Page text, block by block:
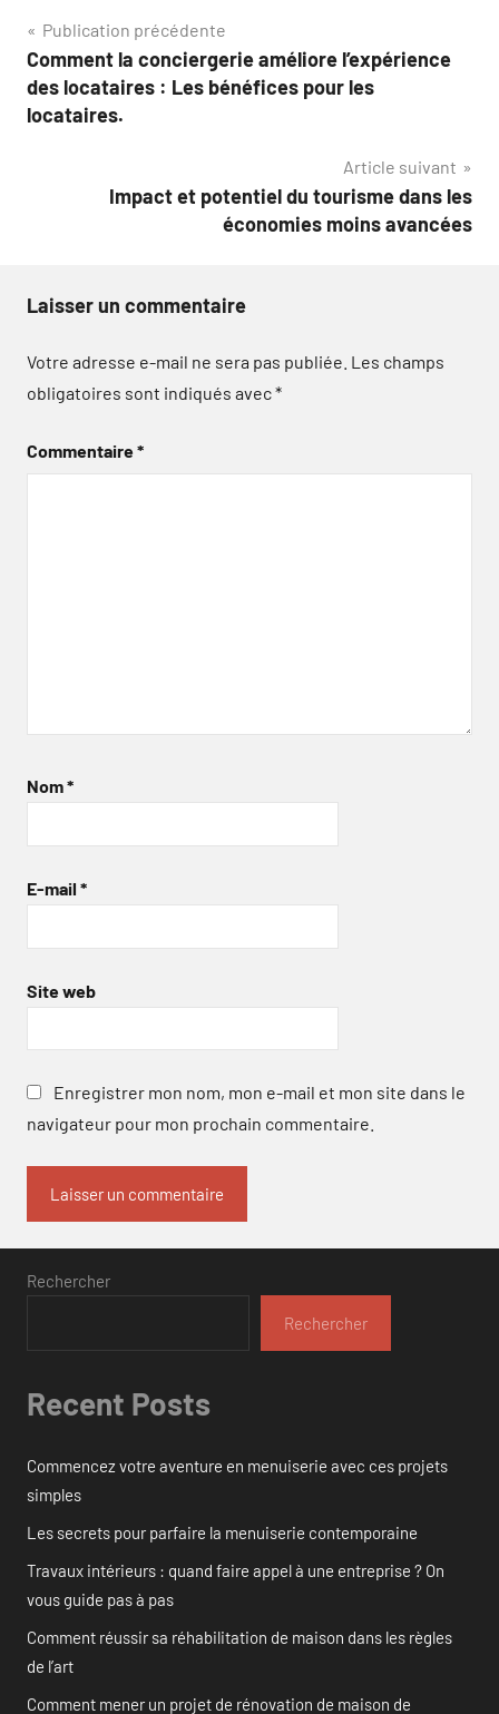
Navigation
de
l’article
Publication précédente
Comment la conciergerie améliore l’expérience
des locataires : Les bénéfices pour les
locataires.
Article suivant
Impact et potentiel du tourisme dans les
économies moins avancées
Laisser un commentaire
Votre adresse e-mail ne sera pas publiée. Les champs
obligatoires sont indiqués avec*
Commentaire*
Nom*
E-mail *
Site web
Enregistrer mon nom, mon e-mail et mon site dans le
navigateur pour mon prochain commentaire.
Rechercher
Rechercher
Recent Posts
Commencez votre aventure en menuiserie avec ces projets
simples
Les secrets pour parfaire la menuiserie contemporaine
Travaux intérieurs : quand faire appel à une entreprise ? On
vous guide pas à pas
Comment réussir sa réhabilitation de maison dans les règles
de l’art
Comment mener un projet de rénovation de maison de